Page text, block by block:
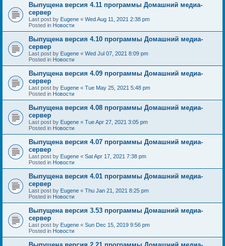
Выпущена версия 4.11 программы Домашний медиа-
сервер
Last post by Eugene « Wed Aug 11, 2021 2:38 pm
Posted in Новости
Выпущена версия 4.10 программы Домашний медиа-
сервер
Last post by Eugene « Wed Jul 07, 2021 8:09 pm
Posted in Новости
Выпущена версия 4.09 программы Домашний медиа-
сервер
Last post by Eugene « Tue May 25, 2021 5:48 pm
Posted in Новости
Выпущена версия 4.08 программы Домашний медиа-
сервер
Last post by Eugene « Tue Apr 27, 2021 3:05 pm
Posted in Новости
Выпущена версия 4.07 программы Домашний медиа-
сервер
Last post by Eugene « Sat Apr 17, 2021 7:38 pm
Posted in Новости
Выпущена версия 4.01 программы Домашний медиа-
сервер
Last post by Eugene « Thu Jan 21, 2021 8:25 pm
Posted in Новости
Выпущена версия 3.53 программы Домашний медиа-
сервер
Last post by Eugene « Sun Dec 15, 2019 9:56 pm
Posted in Новости
Выпущена версия 2.21 программы Домашний медиа-